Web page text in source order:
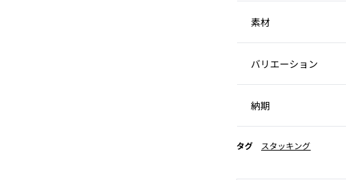
素材
バリエーション
納期
タグ スタッキング